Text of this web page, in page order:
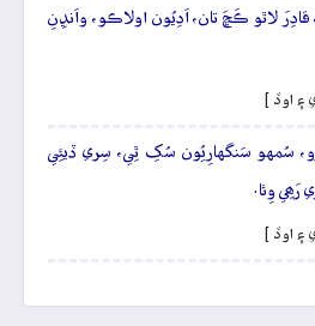
قادِرَ لاٿو ڪَڇَ تان، اَدِيُون اولاڪو، واَنڍِنِ
۽ اوڏ ]
سُمهو سَنگهارِيُون سُکِ ٿِي، سِري ڏيئِي
رَھِي وِئا.
۽ اوڏ ]